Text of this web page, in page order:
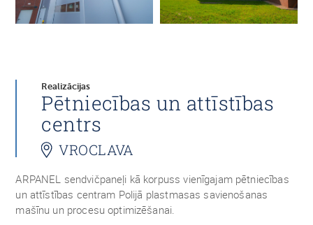
Realizācijas
Pētniecības un attīstības
centrs
VROCLAVA
ARPANEL sendvičpaneļi kā korpuss vienīgajam pētniecības
un attīstības centram Polijā plastmasas savienošanas
mašīnu un procesu optimizēšanai.